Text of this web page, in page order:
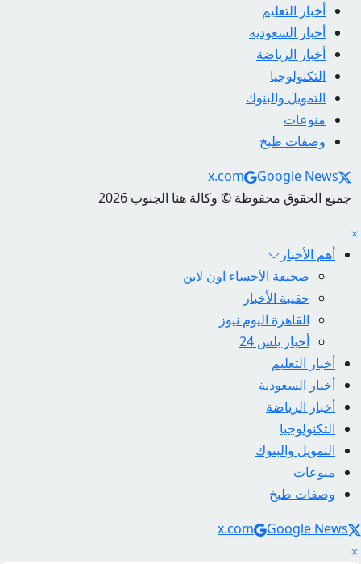
أخبار التعليم
أخبار السعودية
أخبار الرياضة
التكنولوجيا
التمويل والبنوك
منوعات
وصفات طبخ
Social Links
x.com
Google News
جميع الحقوق محفوظة © وكالة هنا الجنوب 2026
أهم الأخبار
صحيفة الأحساء اون لاين
حقيبة الأخبار
القاهرة اليوم نيوز
أخبار بلس 24
أخبار التعليم
أخبار السعودية
أخبار الرياضة
التكنولوجيا
التمويل والبنوك
منوعات
وصفات طبخ
Social Links
x.com Google News